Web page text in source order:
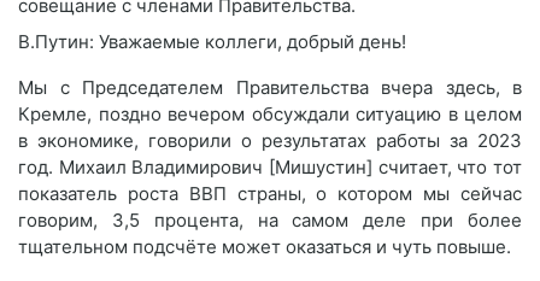
совещание с членами Правительства.
В.Путин: Уважаемые коллеги, добрый день!
Мы с Председателем Правительства вчера здесь, в
Кремле, поздно вечером обсуждали ситуацию в целом
в экономике, говорили о результатах работы за 2023
год. Михаил Владимирович [Мишустин] считает, что тот
показатель роста ВВП страны, о котором мы сейчас
говорим, 3,5 процента, на самом деле при более
тщательном подсчёте может оказаться и чуть повыше.